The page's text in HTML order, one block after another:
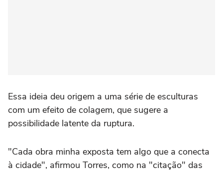
Essa ideia deu origem a uma série de esculturas
com um efeito de colagem, que sugere a
possibilidade latente da ruptura.
"Cada obra minha exposta tem algo que a conecta
à cidade", afirmou Torres, como na "citação" das